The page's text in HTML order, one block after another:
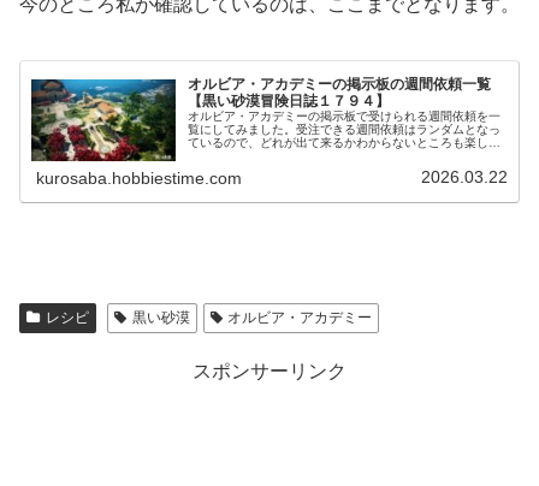
オルビア・アカデミーの掲示板の週間依頼一覧
【黒い砂漠冒険日誌１７９４】
オルビア・アカデミーの掲示板で受けられる週間依頼を一
覧にしてみました。受注できる週間依頼はランダムとなっ
ているので、どれが出て来るかわからないところも楽しみ
kurosaba.hobbiestime.com 2026.03.22
レシピ 黒い砂漠 オルビア・アカデミー
スポンサーリンク